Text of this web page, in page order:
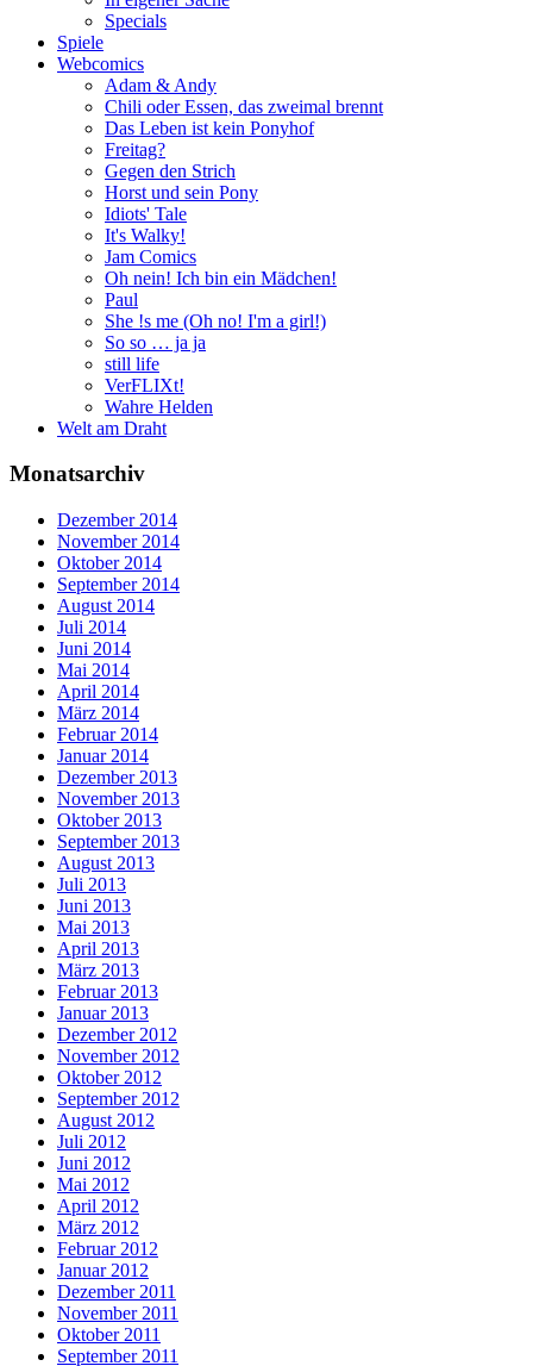
Specials
Spiele
Webcomics
Adam & Andy
Chili oder Essen, das zweimal brennt
Das Leben ist kein Ponyhof
Freitag?
Gegen den Strich
Horst und sein Pony
Idiots' Tale
It's Walky!
Jam Comics
Oh nein! Ich bin ein Mädchen!
Paul
She !s me (Oh no! I'm a girl!)
So so … ja ja
still life
VerFLIXt!
Wahre Helden
Welt am Draht
Monatsarchiv
Dezember 2014
November 2014
Oktober 2014
September 2014
August 2014
Juli 2014
Juni 2014
Mai 2014
April 2014
März 2014
Februar 2014
Januar 2014
Dezember 2013
November 2013
Oktober 2013
September 2013
August 2013
Juli 2013
Juni 2013
Mai 2013
April 2013
März 2013
Februar 2013
Januar 2013
Dezember 2012
November 2012
Oktober 2012
September 2012
August 2012
Juli 2012
Juni 2012
Mai 2012
April 2012
März 2012
Februar 2012
Januar 2012
Dezember 2011
November 2011
Oktober 2011
September 2011